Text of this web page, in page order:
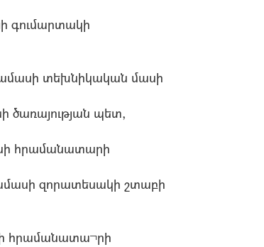
գումարտակի
տեխնիկական մասի
ծառայության պետ,
հրամանատարի
զորատեսակի շտաբի
հրամանատա¬րի